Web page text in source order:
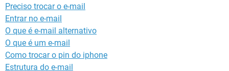
Preciso trocar o e-mail
Entrar no e-mail
O que é e-mail alternativo
O que é um e-mail
Como trocar o pin do iphone
Estrutura do e-mail